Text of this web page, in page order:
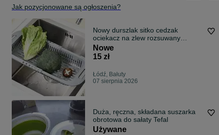
Jak pozycjonowane są ogłoszenia?
Nowy durszlak sitko cedzak
ociekacz na zlew rozsuwany
plastikowy szary
Nowe
15 zł
Łódź, Bałuty
07 sierpnia 2026
Duża, ręczna, składana suszarka
obrotowa do sałaty Tefal
Używane